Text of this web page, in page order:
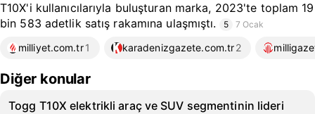
T10X'i kullanıcılarıyla buluşturan marka, 2023'te toplam 19
bin 583 adetlik satış rakamına ulaşmıştı.
5 7 Ocak
milliyet.com.tr1 karadenizgazete.com.tr2
Diğer konular
Togg T10X elektrikli araç ve SUV segmentinin lideri